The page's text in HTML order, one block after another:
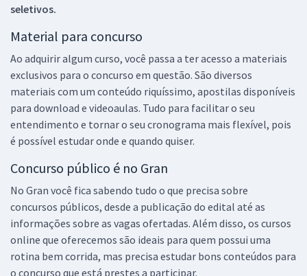
seletivos.
Material para concurso
Ao adquirir algum curso, você passa a ter acesso a materiais
exclusivos para o concurso em questão. São diversos
materiais com um conteúdo riquíssimo, apostilas disponíveis
para download e videoaulas. Tudo para facilitar o seu
entendimento e tornar o seu cronograma mais flexível, pois
é possível estudar onde e quando quiser.
Concurso público é no Gran
No Gran você fica sabendo tudo o que precisa sobre
concursos públicos, desde a publicação do edital até as
informações sobre as vagas ofertadas. Além disso, os cursos
online que oferecemos são ideais para quem possui uma
rotina bem corrida, mas precisa estudar bons conteúdos para
o concurso que está prestes a participar.